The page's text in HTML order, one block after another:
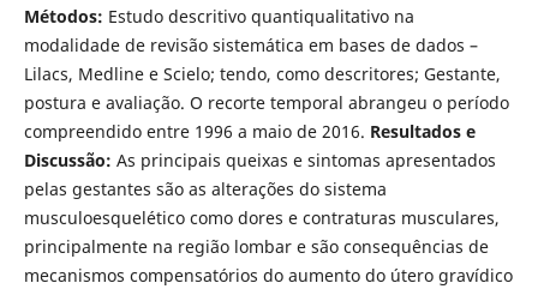
Métodos: Estudo descritivo quantiqualitativo na
modalidade de revisão sistemática em bases de dados –
Lilacs, Medline e Scielo; tendo, como descritores; Gestante,
postura e avaliação. O recorte temporal abrangeu o período
compreendido entre 1996 a maio de 2016. Resultados e
Discussão: As principais queixas e sintomas apresentados
pelas gestantes são as alterações do sistema
musculoesquelético como dores e contraturas musculares,
principalmente na região lombar e são consequências de
mecanismos compensatórios do aumento do útero gravídico